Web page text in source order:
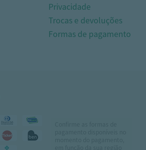
Privacidade
Trocas e devoluções
Formas de pagamento